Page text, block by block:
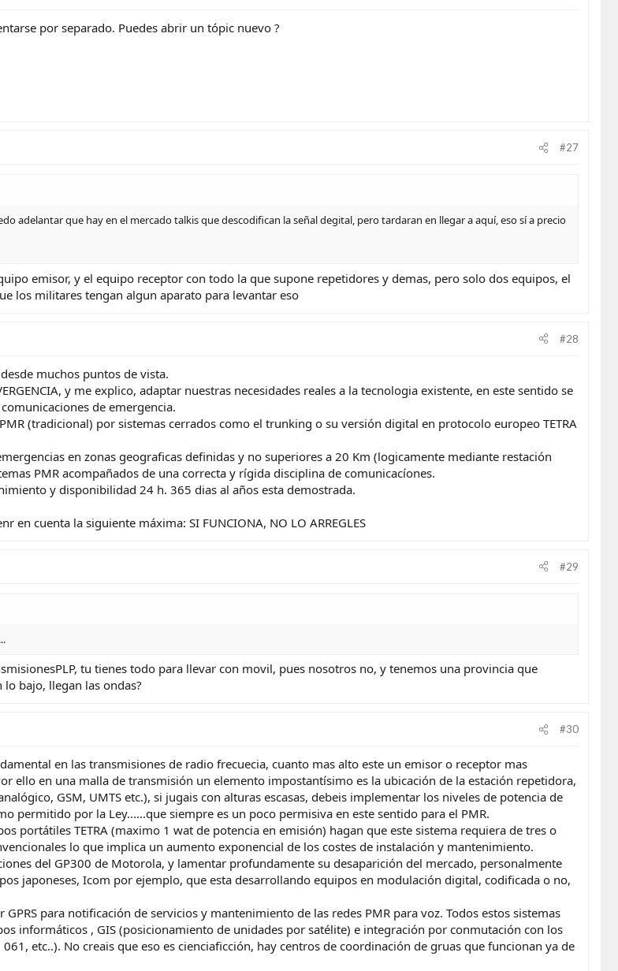
por separado. Puedes abrir un tópic nuevo ?
#27
adelantar que hay en el mercado talkis que descodifican la señal degital, pero tardaran en llegar a aquí, eso sí a precio
emisor, y el equipo receptor con todo la que supone repetidores y demas, pero solo dos equipos, el
los militares tengan algun aparato para levantar eso
#28
muchos puntos de vista.
y me explico, adaptar nuestras necesidades reales a la tecnologia existente, en este sentido se
de emergencia.
(tradicional) por sistemas cerrados como el trunking o su versión digital en protocolo europeo TETRA
en zonas geograficas definidas y no superiores a 20 Km (logicamente mediante restación
PMR acompañados de una correcta y rígida disciplina de comunicacíones.
y disponibilidad 24 h. 365 dias al años esta demostrada.
en cuenta la siguiente máxima: SI FUNCIONA, NO LO ARREGLES
#29
tu tienes todo para llevar con movil, pues nosotros no, y tenemos una provincia que
lo bajo, llegan las ondas?
#30
en las transmisiones de radio frecuecia, cuanto mas alto este un emisor o receptor mas
ello en una malla de transmisión un elemento impostantísimo es la ubicación de la estación repetidora,
GSM, UMTS etc.), si jugais con alturas escasas, debeis implementar los niveles de potencia de
permitido por la Ley......que siempre es un poco permisiva en este sentido para el PMR.
portátiles TETRA (maximo 1 wat de potencia en emisión) hagan que este sistema requiera de tres o
lo que implica un aumento exponencial de los costes de instalación y mantenimiento.
del GP300 de Motorola, y lamentar profundamente su desaparición del mercado, personalmente
japoneses, Icom por ejemplo, que esta desarrollando equipos en modulación digital, codificada o no,
para notificación de servicios y mantenimiento de las redes PMR para voz. Todos estos sistemas
informáticos , GIS (posicionamiento de unidades por satélite) e integración por conmutación con los
etc..). No creais que eso es cienciaficción, hay centros de coordinación de gruas que funcionan ya de